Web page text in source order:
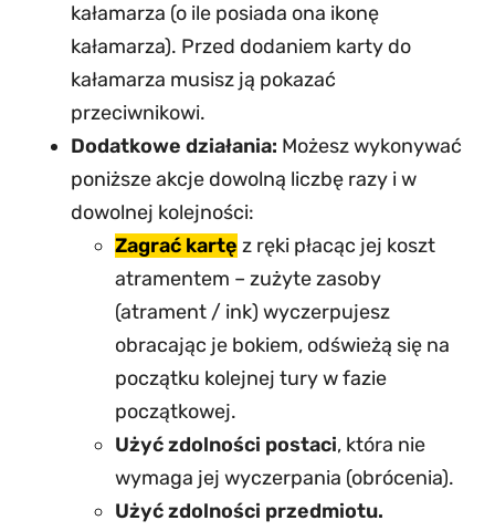
kałamarza (o ile posiada ona ikonę
kałamarza). Przed dodaniem karty do
kałamarza musisz ją pokazać
przeciwnikowi.
Dodatkowe działania: Możesz wykonywać
poniższe akcje dowolną liczbę razy i w
dowolnej kolejności:
Zagrać kartę z ręki płacąc jej koszt
atramentem – zużyte zasoby
(atrament / ink) wyczerpujesz
obracając je bokiem, odświeżą się na
początku kolejnej tury w fazie
początkowej.
Użyć zdolności postaci, która nie
wymaga jej wyczerpania (obrócenia).
Użyć zdolności przedmiotu.